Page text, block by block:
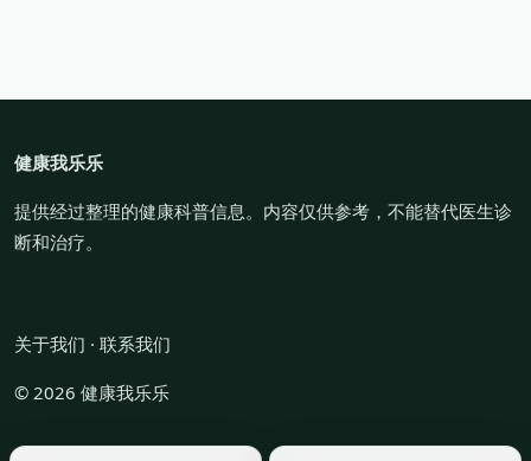
健康我乐乐
提供经过整理的健康科普信息。内容仅供参考，不能替代医生诊
断和治疗。
关于我们 · 联系我们
© 2026 健康我乐乐